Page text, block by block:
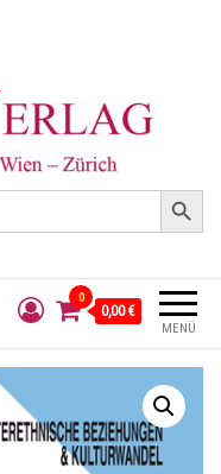
Search Button
MENÜ
0
0,00 €